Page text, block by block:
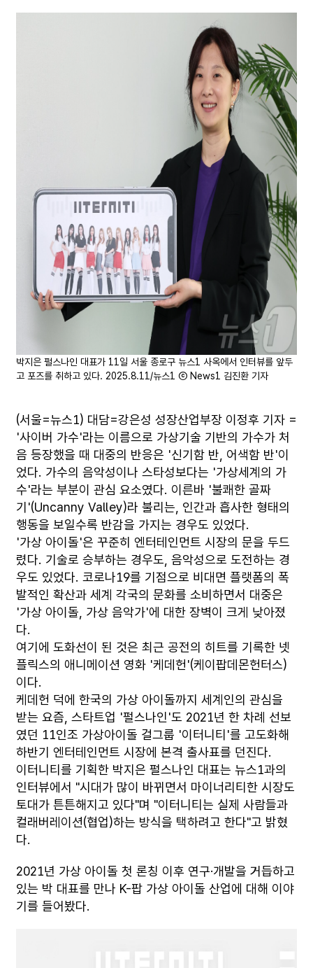
박지은 펄스나인 대표가 11일 서울 종로구 뉴스1 사옥에서 인터뷰를 앞두
고 포즈를 취하고 있다. 2025.8.11/뉴스1 ⓒ News1 김진환 기자
(서울=뉴스1) 대담=강은성 성장산업부장 이정후 기자 =
'사이버 가수'라는 이름으로 가상기술 기반의 가수가 처
음 등장했을 때 대중의 반응은 '신기함 반, 어색함 반'이
었다. 가수의 음악성이나 스타성보다는 '가상세계의 가
수'라는 부분이 관심 요소였다. 이른바 '불쾌한 골짜
기'(Uncanny Valley)라 불리는, 인간과 흡사한 형태의
행동을 보일수록 반감을 가지는 경우도 있었다.
'가상 아이돌'은 꾸준히 엔터테인먼트 시장의 문을 두드
렸다. 기술로 승부하는 경우도, 음악성으로 도전하는 경
우도 있었다. 코로나19를 기점으로 비대면 플랫폼의 폭
발적인 확산과 세계 각국의 문화를 소비하면서 대중은
'가상 아이돌, 가상 음악가'에 대한 장벽이 크게 낮아졌
다.
여기에 도화선이 된 것은 최근 공전의 히트를 기록한 넷
플릭스의 애니메이션 영화 '케데헌'(케이팝데몬헌터스)
이다.
케데헌 덕에 한국의 가상 아이돌까지 세계인의 관심을
받는 요즘, 스타트업 '펄스나인'도 2021년 한 차례 선보
였던 11인조 가상아이돌 걸그룹 '이터니티'를 고도화해
하반기 엔터테인먼트 시장에 본격 출사표를 던진다.
이터니티를 기획한 박지은 펄스나인 대표는 뉴스1과의
인터뷰에서 "시대가 많이 바뀌면서 마이너리티한 시장도
토대가 튼튼해지고 있다"며 "이터니티는 실제 사람들과
컬래버레이션(협업)하는 방식을 택하려고 한다"고 밝혔
다.
2021년 가상 아이돌 첫 론칭 이후 연구·개발을 거듭하고
있는 박 대표를 만나 K-팝 가상 아이돌 산업에 대해 이야
기를 들어봤다.